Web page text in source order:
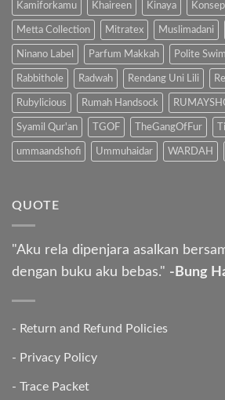
Kamiforkamu Khaireen Kinaya
Metta Collection Mitratex Muslimadani
Ninano Label Parfum Makkah Polite Swim
Rabbithole Radwah Rendang Uni Lili
Rubylicious Rumah Handsock
Syamil Qur'an TGOF TheGangOfFur
ummaandshofi Ummuhaidar WARDAH
QUOTE
"Aku rela dipenjara asalkan
dengan buku aku bebas." -Bung
- Return and Refund Policies
- Privacy Policy
- Trace Packet